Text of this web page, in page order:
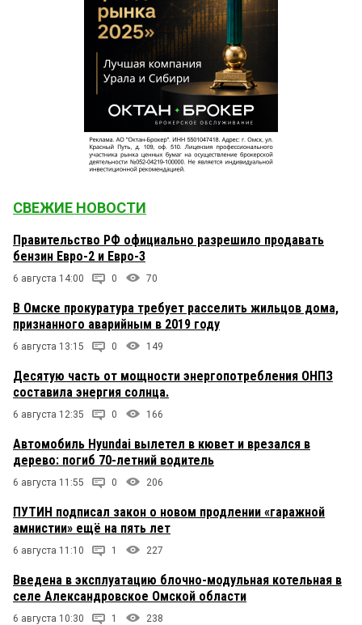
СВЕЖИЕ НОВОСТИ
Правительство РФ официально разрешило продавать
бензин Евро-2 и Евро-3
6 августа 14:00 0 70
В Омске прокуратура требует расселить жильцов дома,
признанного аварийным в 2019 году
6 августа 13:15 0 149
Десятую часть от мощности энергопотребления ОНПЗ
составила энергия солнца.
6 августа 12:35 0 166
Автомобиль Hyundai вылетел в кювет и врезался в
дерево: погиб 70-летний водитель
6 августа 11:55 0 206
ПУТИН подписал закон о новом продлении «гаражной
амнистии» ещё на пять лет
6 августа 11:10 1 227
Введена в эксплуатацию блочно-модульная котельная в
селе Александровское Омской области
6 августа 10:30 1 238